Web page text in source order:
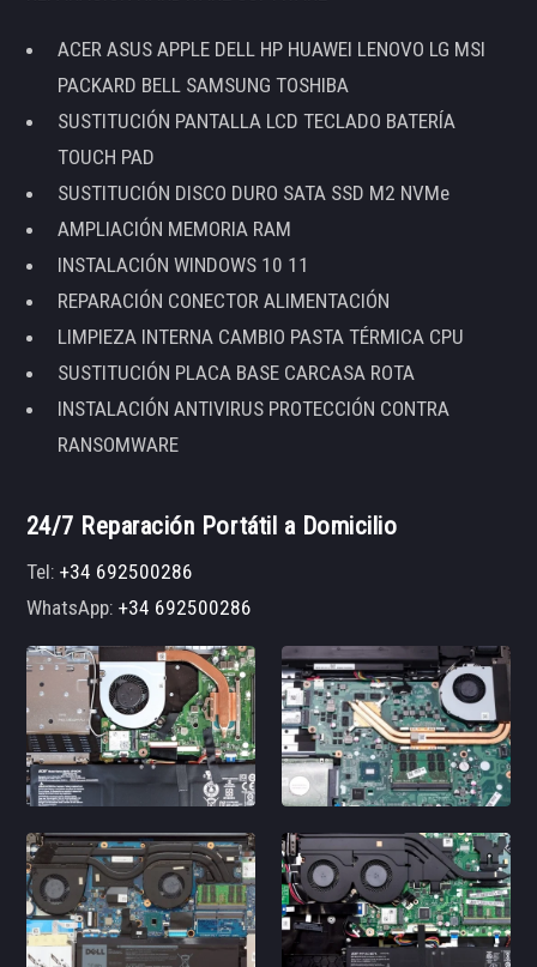
ACER ASUS APPLE DELL HP HUAWEI LENOVO LG MSI
PACKARD BELL SAMSUNG TOSHIBA
SUSTITUCIÓN PANTALLA LCD TECLADO BATERÍA
TOUCH PAD
SUSTITUCIÓN DISCO DURO SATA SSD M2 NVMe
AMPLIACIÓN MEMORIA RAM
INSTALACIÓN WINDOWS 10 11
REPARACIÓN CONECTOR ALIMENTACIÓN
LIMPIEZA INTERNA CAMBIO PASTA TÉRMICA CPU
SUSTITUCIÓN PLACA BASE CARCASA ROTA
INSTALACIÓN ANTIVIRUS PROTECCIÓN CONTRA
RANSOMWARE
24/7 Reparación Portátil a Domicilio
Tel:+34 692500286
WhatsApp:+34 692500286